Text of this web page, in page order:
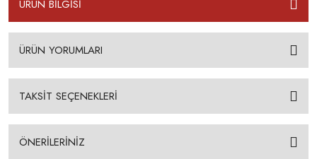
ÜRÜN BİLGİSİ
ÜRÜN YORUMLARI
TAKSİT SEÇENEKLERİ
ÖNERİLERİNİZ